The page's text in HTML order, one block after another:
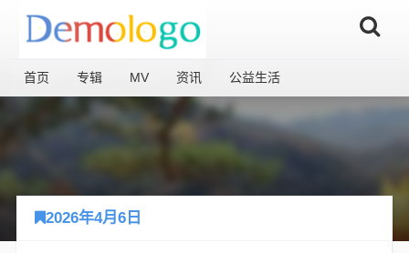
首页 专辑 MV 资讯 公益生活
2026年4月6日